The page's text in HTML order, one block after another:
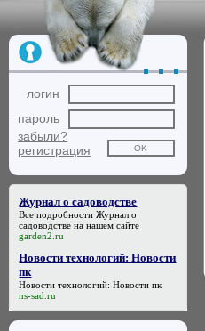
логин
пароль
забыли?
регистрация
Журнал о садоводстве
Все подробностиЖурнал о
садоводстве на нашем сайте
garden2.ru
Новости технологий: Новости
пк
Новости технологий: Новости пк
ns-sad.ru